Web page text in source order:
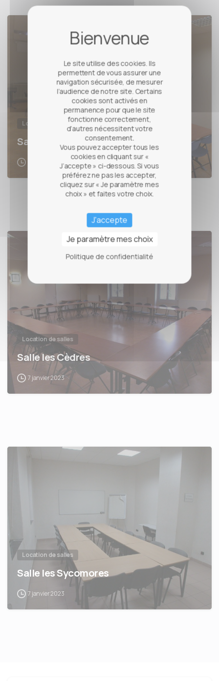
Location de salles
Salle les Saules
Location de salles
Salle les Cèdres
7 janvier 2023
Location de salles
Salle les Sycomores
7 janvier 2023
Le site utilise des cookies. Ils
permettent de vous assurer une
navigation sécurisée, de mesurer
l’audience de notre site. Certains
cookies sont activés en
permanence pour que le site
fonctionne correctement,
d’autres nécessitent votre
consentement.
Vous pouvez accepter tous les
cookies en cliquant sur «
J’accepte » ci-dessous. Si vous
préférez ne pas les accepter,
cliquez sur « Je paramètre mes
choix » et faites votre choix.
J'accepte
Je paramètre mes choix
Politique de confidentialité